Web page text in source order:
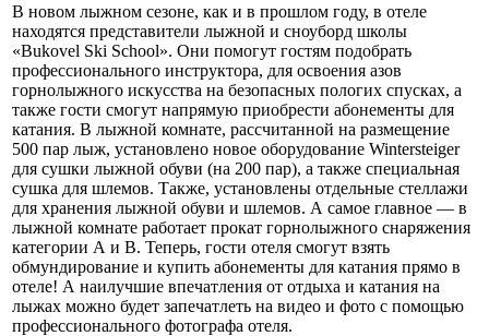
В новом лыжном сезоне, как и в прошлом году, в отеле
находятся представители лыжной и сноуборд школы
«Bukovel Ski School». Они помогут гостям подобрать
профессионального инструктора, для освоения азов
горнолыжного искусства на безопасных пологих спусках, а
также гости смогут напрямую приобрести абонементы для
катания. В лыжной комнате, рассчитанной на размещение
500 пар лыж, установлено новое оборудование Wintersteiger
для сушки лыжной обуви (на 200 пар), а также специальная
сушка для шлемов. Также, установлены отдельные стеллажи
для хранения лыжной обуви и шлемов. А самое главное — в
лыжной комнате работает прокат горнолыжного снаряжения
категории А и В. Теперь, гости отеля смогут взять
обмундирование и купить абонементы для катания прямо в
отеле! А наилучшие впечатления от отдыха и катания на
лыжах можно будет запечатлеть на видео и фото с помощью
профессионального фотографа отеля.